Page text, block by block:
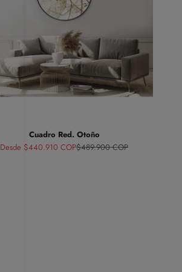
Cuadro Red. Otoño
Precio de oferta
Desde $440.910 COPPrecio normal
$489.900 COP